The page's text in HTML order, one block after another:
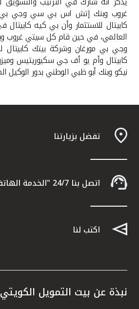
غروب وبنك إتش اس بي سي وجي بي
كابيتال للاستثمار وأن بي كيه
العالمي، في حين قام كل سيتي
وجي بي مورغان وشركة بيتك كابيتال
كابيتال وأم يو أف جي سكيوريتيس
نيكو وبنك أبو ظبي الوطني بدور الوكيل
تفضل بزيارتنا
اتصل بنا 24/7 "الخدمة الهاتفية" 1803333
اكتب لنا
نبذة عن بيت التمويل الكويتي